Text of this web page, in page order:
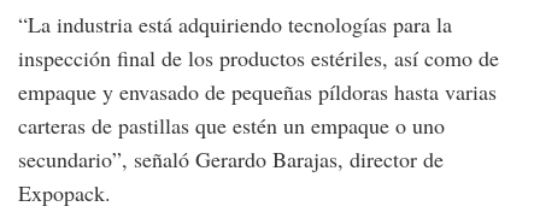
“La industria está adquiriendo tecnologías para la
inspección final de los productos estériles, así como de
empaque y envasado de pequeñas píldoras hasta varias
carteras de pastillas que estén un empaque o uno
secundario”, señaló Gerardo Barajas, director de
Expopack.